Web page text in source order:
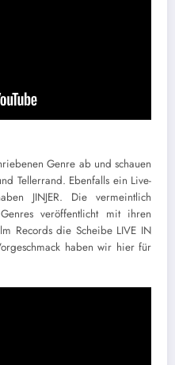
Genre ab und schauen
Tellerrand. Ebenfalls ein Live-
JINJER. Die vermeintlich
veröffentlicht mit ihren
Records die Scheibe LIVE IN
haben wir hier für